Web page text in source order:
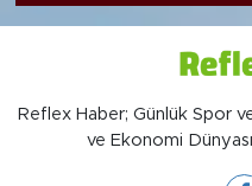
Reflex Haber; Günlük Spor
ve Ekonomi